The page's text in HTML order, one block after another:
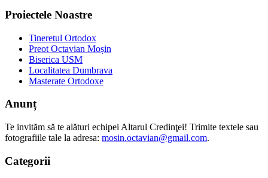
Proiectele Noastre
Tineretul Ortodox
Preot Octavian Moșin
Biserica USM
Localitatea Dumbrava
Masterate Ortodoxe
Anunț
Te invităm să te alături echipei Altarul Credinţei! Trimite textele sau
fotografiile tale la adresa: mosin.octavian@gmail.com.
Categorii